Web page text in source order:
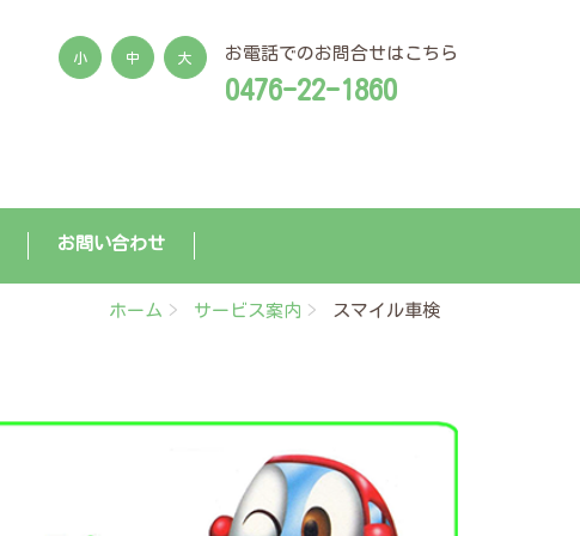
お電話でのお問合せはこちら
0476-22-1860
小 中 大
お問い合わせ
ホーム サービス案内 スマイル車検